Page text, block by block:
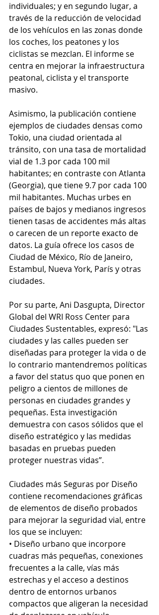
individuales; y en segundo lugar, a
través de la reducción de velocidad
de los vehículos en las zonas donde
los coches, los peatones y los
ciclistas se mezclan. El informe se
centra en mejorar la infraestructura
peatonal, ciclista y el transporte
masivo.
Asimismo, la publicación contiene
ejemplos de ciudades densas como
Tokio, una ciudad orientada al
tránsito, con una tasa de mortalidad
vial de 1.3 por cada 100 mil
habitantes; en contraste con Atlanta
(Georgia), que tiene 9.7 por cada 100
mil habitantes. Muchas urbes en
países de bajos y medianos ingresos
tienen tasas de accidentes más altas
o carecen de un reporte exacto de
datos. La guía ofrece los casos de
Ciudad de México, Río de Janeiro,
Estambul, Nueva York, París y otras
ciudades.
Por su parte, Ani Dasgupta, Director
Global del WRI Ross Center para
Ciudades Sustentables, expresó: "Las
ciudades y las calles pueden ser
diseñadas para proteger la vida o de
lo contrario mantendremos políticas
a favor del status quo que ponen en
peligro a cientos de millones de
personas en ciudades grandes y
pequeñas. Esta investigación
demuestra con casos sólidos que el
diseño estratégico y las medidas
basadas en pruebas pueden
proteger nuestras vidas”.
Ciudades más Seguras por Diseño
contiene recomendaciones gráficas
de elementos de diseño probados
para mejorar la seguridad vial, entre
los que se incluyen:
• Diseño urbano que incorpore
cuadras más pequeñas, conexiones
frecuentes a la calle, vías más
estrechas y el acceso a destinos
dentro de entornos urbanos
compactos que aligeran la necesidad